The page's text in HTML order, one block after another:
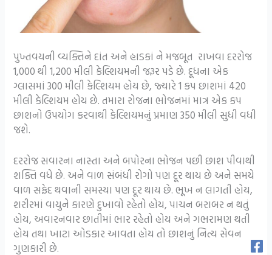
પુખ્તવયની વ્યક્તિને દાંત અને હાડકાં ને મજબૂત રાખવા દરરોજ
1,000 થી 1,200 મીલી કેલ્શિયમની જરૂર પડે છે. દૂધના એક
ગ્લાસમાં 300 મીલી કેલ્શિયમ હોય છે, જ્યારે 1 કપ છાશમાં 420
મીલી કેલ્શિયમ હોય છે. તમારા રોજના ભોજનમાં માત્ર એક કપ
છાશનો ઉપયોગ કરવાથી કેલ્શિયમનું પ્રમાણ 350 મીલી સુધી વધી
જશે.
દરરોજ સવારના નાસ્તા અને બપોરના ભોજન પછી છાશ પીવાથી
શક્તિ વધે છે. અને વાળ સંબંધી રોગો પણ દૂર થાય છે અને સમયે
વાળ સફેદ થવાની સમસ્યા પણ દૂર થાય છે. ભૂખ ન લાગતી હોય,
શરીરમાં વાયુને કારણે દુખાવો રહેતો હોય, પાચન બરાબર ન થતું
હોય, અવારનવાર છાતીમાં ભાર રહેતો હોય અને ગભરામણ થતી
હોય તથા ખાટા ઓડકાર આવતા હોય તો છાશનું નિત્ય સેવન
ગુણકારી છે.